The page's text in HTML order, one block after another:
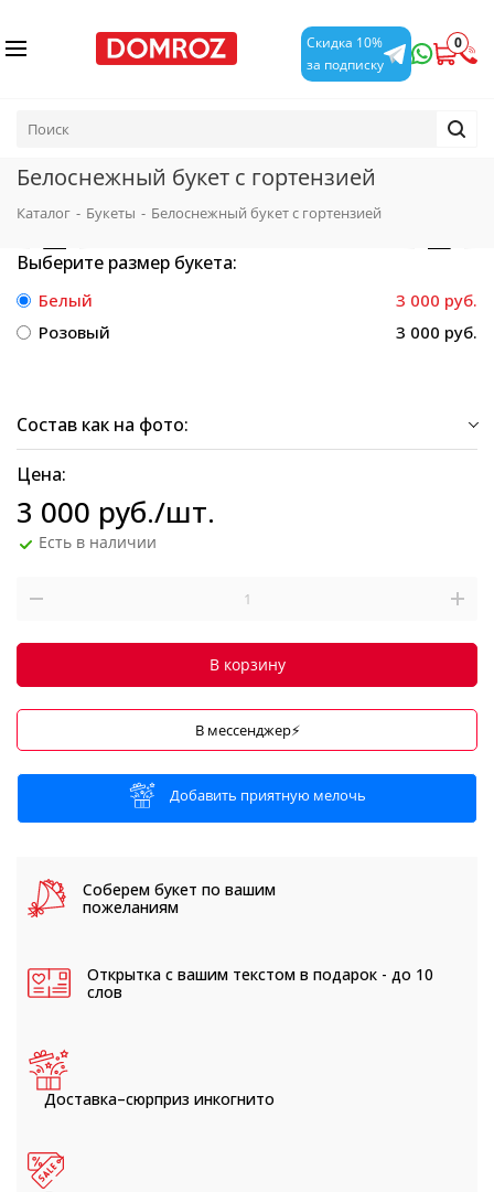
Скидка 10%
за подписку
0
Белоснежный букет с гортензией
Каталог - Букеты - Белоснежный букет с гортензией
Выберите размер букета:
Белый
3 000 руб.
Розовый
3 000 руб.
Состав как на фото:
Цена:
3 000 руб./шт.
Есть в наличии
В корзину
В мессенджер⚡
Добавить приятную мелочь
Соберем букет по вашим
пожеланиям
Открытка с вашим текстом в подарок - до 10
слов
Доставка–сюрприз инкогнито